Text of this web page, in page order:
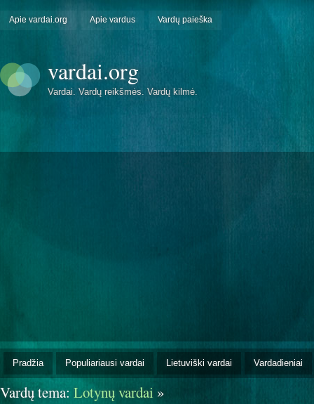
Apie vardai.org Apie vardus Vardų paieška
vardai.org
Vardai. Vardų reikšmės. Vardų kilmė.
Pradžia Populiariausi vardai Lietuviški vardai Vardadieniai
Vardų tema: Lotynų vardai »